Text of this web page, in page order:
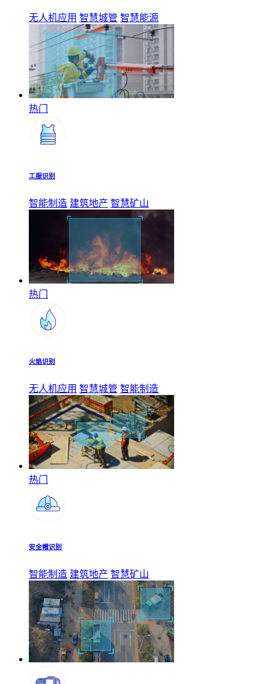
无人机应用 智慧城管 智慧能源
热门
工服识别
智能制造 建筑地产 智慧矿山
热门
火焰识别
无人机应用 智慧城管 智能制造
热门
安全帽识别
智能制造 建筑地产 智慧矿山